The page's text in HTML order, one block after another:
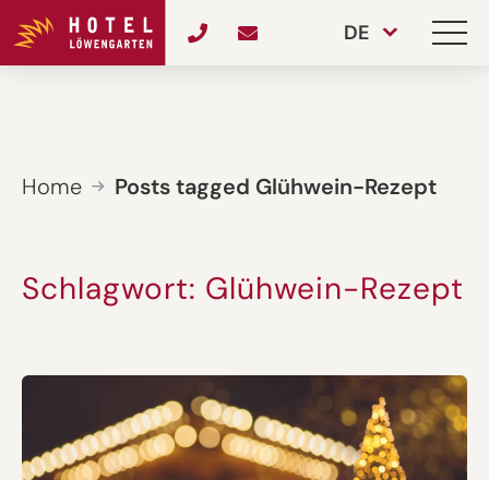
DE
Home Posts tagged Glühwein-Rezept
Schlagwort: Glühwein-Rezept